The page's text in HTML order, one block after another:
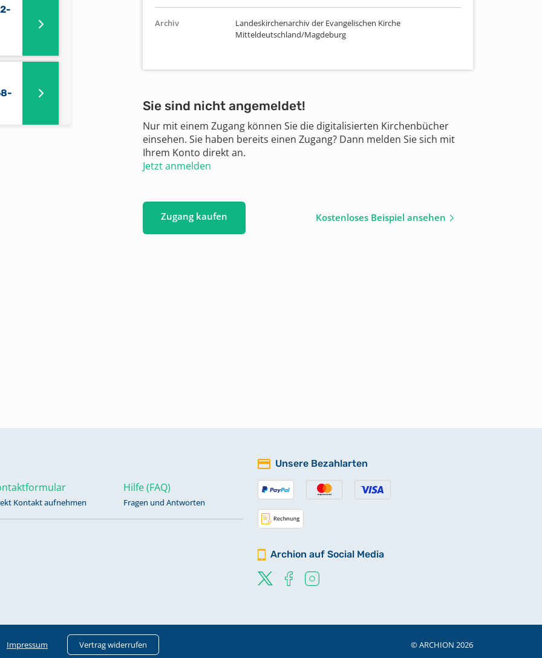
Archiv
Landeskirchenarchiv der Evangelischen Kirche
Mitteldeutschland/Magdeburg
Sie sind nicht angemeldet!
Nur mit einem Zugang können Sie die digitalisierten Kirchenbücher
einsehen. Sie haben bereits einen Zugang? Dann melden Sie sich mit
Ihrem Konto direkt an.
Jetzt anmelden
Zugang kaufen Kostenloses Beispiel ansehen
Kontakt aufnehmen
Hilfe (FAQ)
Fragen und Antworten
Unsere Bezahlarten
Archion auf Social Media
Impressum Vertrag widerrufen © ARCHION 2026